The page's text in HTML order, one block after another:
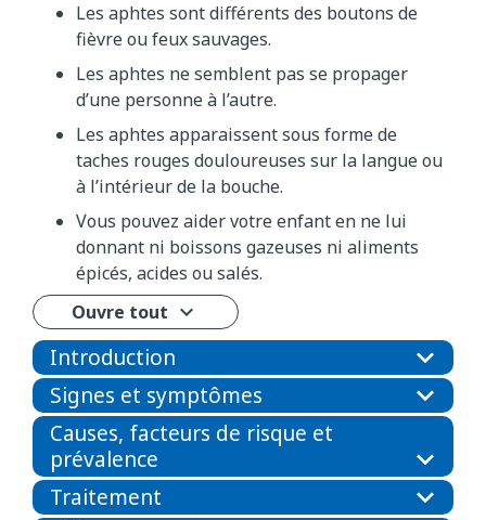
Les aphtes sont différents des boutons de
fièvre ou feux sauvages.
Les aphtes ne semblent pas se propager
d’une personne à l’autre.
Les aphtes apparaissent sous forme de
taches rouges douloureuses sur la langue ou
à l’intérieur de la bouche.
Vous pouvez aider votre enfant en ne lui
donnant ni boissons gazeuses ni aliments
épicés, acides ou salés.
Ouvre tout
Introduction
Signes et symptômes
Causes, facteurs de risque et
prévalence
Traitement